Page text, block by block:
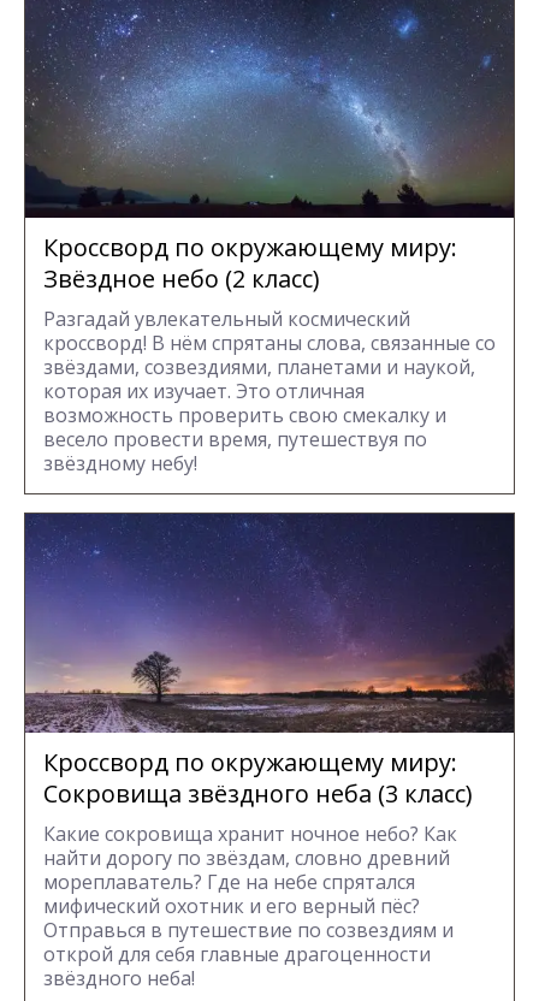
Кроссворд по окружающему миру:
Звёздное небо (2 класс)
Разгадай увлекательный космический
кроссворд! В нём спрятаны слова, связанные со
звёздами, созвездиями, планетами и наукой,
которая их изучает. Это отличная
возможность проверить свою смекалку и
весело провести время, путешествуя по
звёздному небу!
Кроссворд по окружающему миру:
Сокровища звёздного неба (3 класс)
Какие сокровища хранит ночное небо? Как
найти дорогу по звёздам, словно древний
мореплаватель? Где на небе спрятался
мифический охотник и его верный пёс?
Отправься в путешествие по созвездиям и
открой для себя главные драгоценности
звёздного неба!